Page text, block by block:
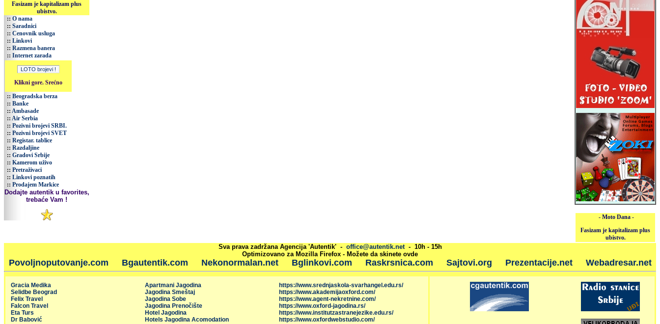
Fasizam je kapitalizam plus
ubistvo.
:: O nama
:: Saradnici
:: Cenovnik usluga
:: Linkovi
:: Razmena banera
:: Internet zarada
Klikni gore. Srećno
:: Beogradska berza
:: Banke
:: Ambasade
:: Air Serbia
:: Pozivni brojevi SRBI.
:: Pozivni brojevi SVET
:: Registar. tablice
:: Razdaljine
:: Gradovi Srbije
:: Kamerom uživo
:: Pretraživaci
:: Linkovi poznatih
:: Prodajem Markice
Dodajte autentik u favorites,
trebaće Vam !
- Moto Dana -
Fasizam je kapitalizam plus
ubistvo.
Sva prava zadržana Agencija 'Autentik' - office@autentik.net- 10h - 15h
Optimizovano za Mozilla Firefox - Možete da skinete ovde
Povoljnoputovanje.com Bgautentik.com Nekonormalan.net Bglinkovi.com Raskrsnica.com Sajtovi.org Prezentacije.net Webadresar.net
Gracia Medika
Selidbe Beograd
Felix Travel
Falcon Travel
Eta Turs
Dr Babović
Apartmani Jagodina
Jagodina Smeštaj
Jagodina Sobe
Jagodina Prenočište
Hotel Jagodina
Hotels Jagodina Acomodation
https://www.srednjaskola-svarhangel.edu.rs/
https://www.akademijaoxford.com/
https://www.agent-nekretnine.com/
https://www.oxford-jagodina.rs/
https://www.institutzastranejezike.edu.rs/
https://www.oxfordwebstudio.com/